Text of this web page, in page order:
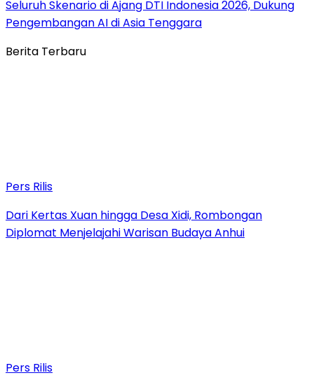
Seluruh Skenario di Ajang DTI Indonesia 2026, Dukung
Pengembangan AI di Asia Tenggara
Berita Terbaru
Pers Rilis
Dari Kertas Xuan hingga Desa Xidi, Rombongan
Diplomat Menjelajahi Warisan Budaya Anhui
Pers Rilis